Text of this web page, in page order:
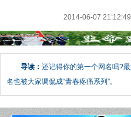
2014-06-07 21:12:49
导读： 还记得你的第一个网名吗?
名也被大家调侃成“青春疼痛系列”。